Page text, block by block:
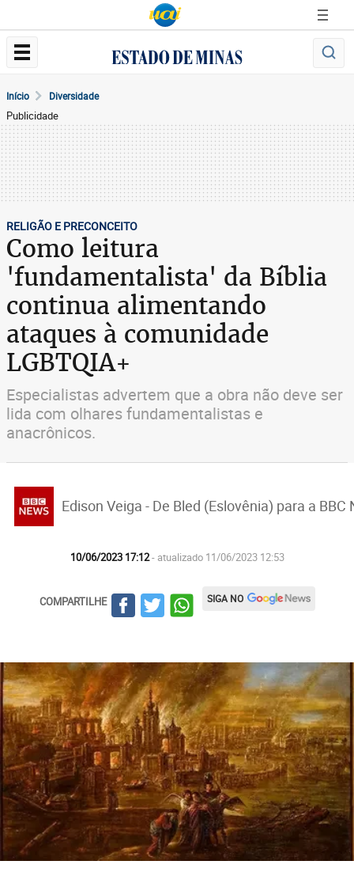
Início Diversidade
Publicidade
RELIGÃO E PRECONCEITO
Como leitura
'fundamentalista' da Bíblia
continua alimentando
ataques à comunidade
LGBTQIA+
Especialistas advertem que a obra não deve ser
lida com olhares fundamentalistas e
anacrônicos.
Edison Veiga - De Bled (Eslovênia) para a BBC
10/06/2023 17:12- atualizado 11/06/2023 12:53
COMPARTILHE SIGA NO